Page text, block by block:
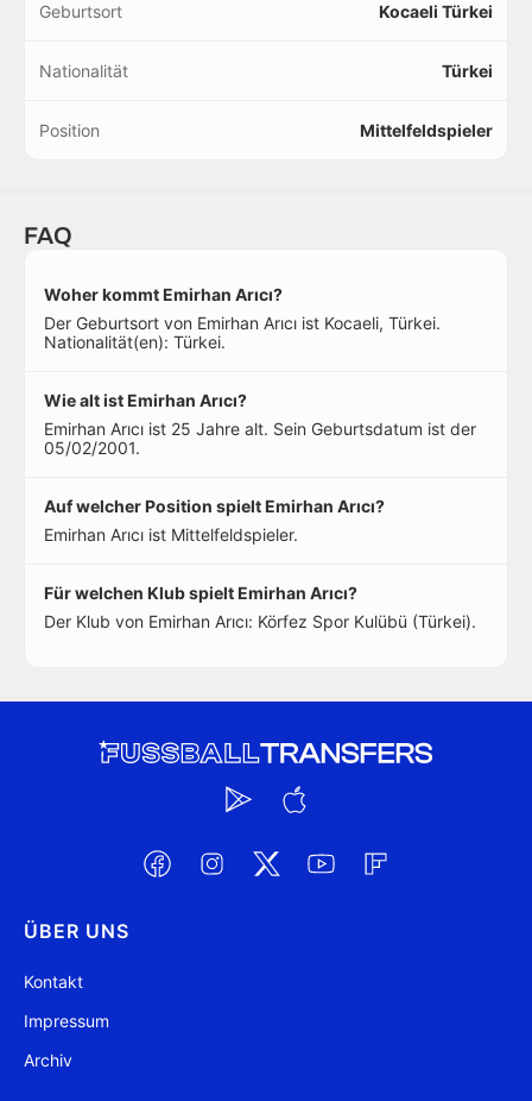
Geburtsort Kocaeli Türkei
Nationalität Türkei
Position Mittelfeldspieler
FAQ
Woher kommt Emirhan Arıcı?
Der Geburtsort von Emirhan Arıcı ist Kocaeli, Türkei.
Nationalität(en): Türkei.
Wie alt ist Emirhan Arıcı?
Emirhan Arıcı ist 25 Jahre alt. Sein Geburtsdatum ist der
05/02/2001.
Auf welcher Position spielt Emirhan Arıcı?
Emirhan Arıcı ist Mittelfeldspieler.
Für welchen Klub spielt Emirhan Arıcı?
Der Klub von Emirhan Arıcı: Körfez Spor Kulübü (Türkei).
ÜBER UNS
Kontakt
Impressum
Archiv